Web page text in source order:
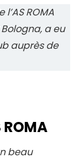
ROMA
a eu
auprès de
beau